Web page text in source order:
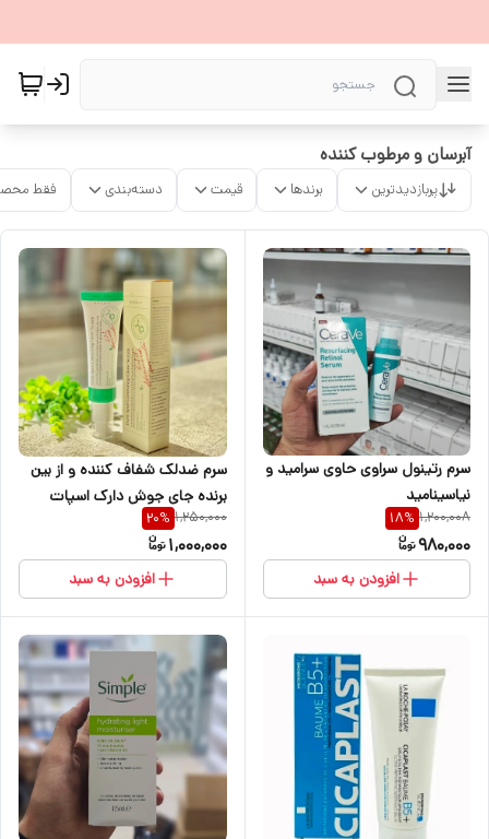
آبرسان و مرطوب کننده
پربازدیدترین برندها قیمت دسته‌بندی فقط
سرم رتینول سراوی حاوی سرامید و
نیاسینامید
1,200,008
18%
980,000
افزودن به سبد
سرم ضدلک شفاف کننده و از بین
برنده جای جوش دارک اسپات
اکسیس وای
1,250,000
20%
1,000,000
افزودن به سبد